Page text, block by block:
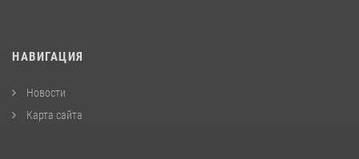
НАВИГАЦИЯ
Новости
Карта сайта